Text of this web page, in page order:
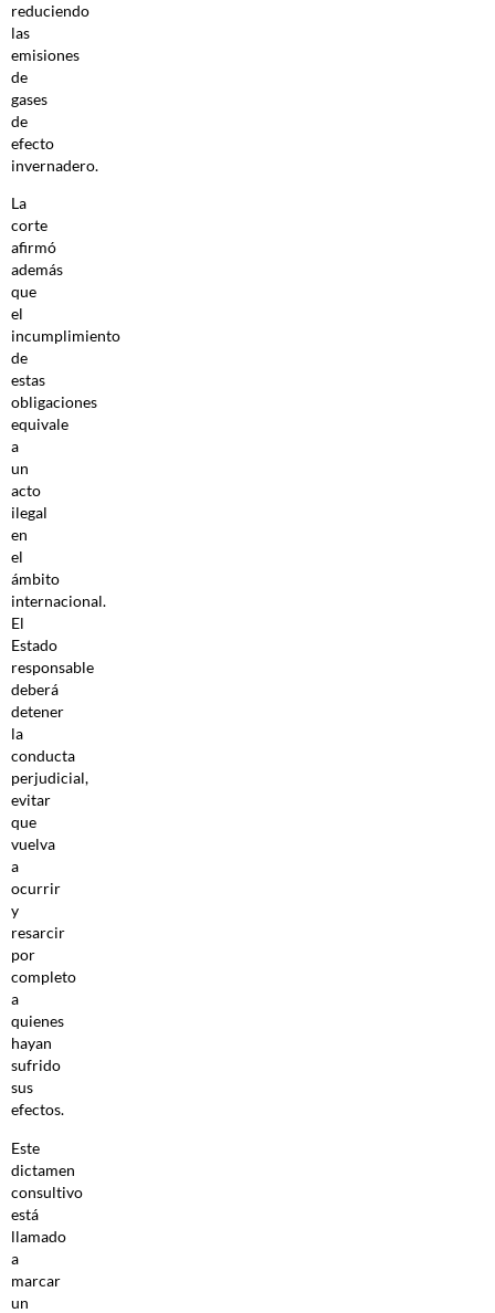
reduciendo
las
emisiones
de
gases
de
efecto
invernadero.
La
corte
afirmó
además
que
el
incumplimiento
de
estas
obligaciones
equivale
a
un
acto
ilegal
en
el
ámbito
internacional.
El
Estado
responsable
deberá
detener
la
conducta
perjudicial,
evitar
que
vuelva
a
ocurrir
y
resarcir
por
completo
a
quienes
hayan
sufrido
sus
efectos.
Este
dictamen
consultivo
está
llamado
a
marcar
un